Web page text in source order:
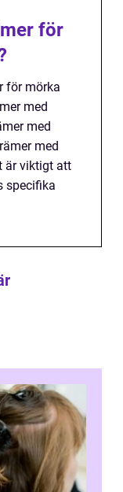
för
för mörka
med
med
med
är viktigt att
specifika